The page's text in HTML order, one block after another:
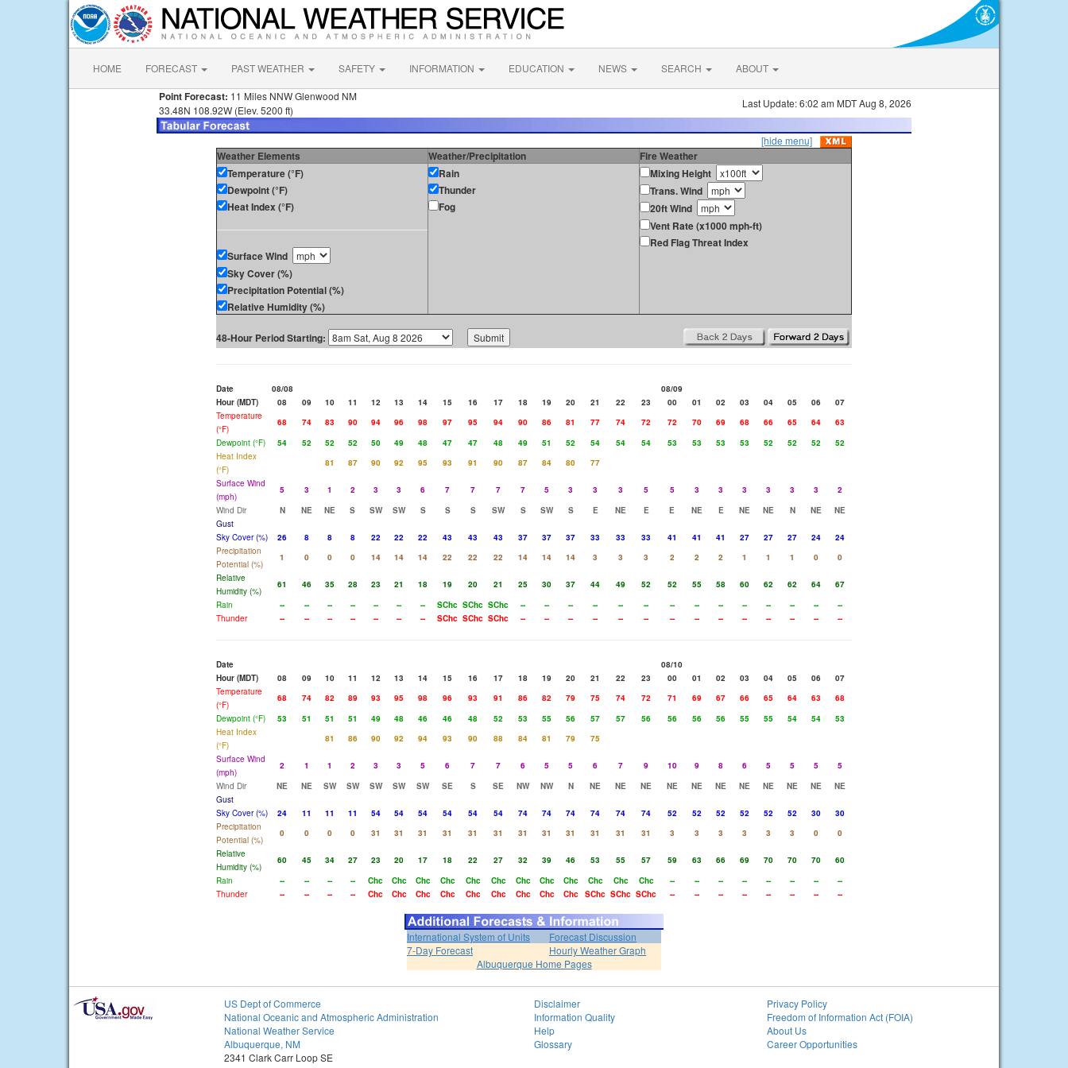
HOME FORECAST PAST WEATHER SAFETY INFORMATION EDUCATION NEWS SEARCH ABOUT
Point Forecast: 11 Miles NNW Glenwood NM
33.48N 108.92W (Elev. 5200 ft)
Last Update: 6:02 am MDT Aug 8, 2026
[hide menu]
Weather Elements Weather/Precipitation
Fire Weather
Temperature (°F)
Dewpoint (°F)
Heat Index (°F)
Surface Wind
Sky Cover (%)
Precipitation Potential (%)
Relative Humidity (%)
Rain
Thunder
Fog
Mixing Height
Trans. Wind
20ft Wind
Vent Rate (x1000 mph-ft)
Red Flag Threat Index
48-Hour Period Starting:
Date 08/08
08/09
Hour (MDT)
08 09 10 11 12 13 14 15 16 17 18 19 20 21 22 23 00 01 02 03 04 05 06
07
Temperature
(°F)
68 74 83 90 94 96 98 97 95 94 90 86 81 77 74 72 72 70 69 68 66 65 64
63
Dewpoint (°F)
54 52 52 52 50 49 48 47 47 48 49 51 52 54 54 54 53 53 53 53 52 52 52
52
Heat Index
(°F)
81 87 90 92 95 93 91 90 87 84 80
77
Surface Wind
(mph)
5 3 1 2 3 3 6 7 7 7 7 5 3 3 3 5 5 3 3 3 3 3 3
2
Wind Dir
N NE NE S SW SW S S S SW S SW S E NE E E NE E NE NE N NE
NE
Gust
Sky Cover (%)
26 8 8 8 22 22 22 43 43 43 37 37 37 33 33 33 41 41 41 27 27 27 24
24
Precipitation
Potential (%)
1 0 0 0 14 14 14 22 22 22 14 14 14 3 3 3 2 2 2 1 1 1 0
0
Relative
Humidity (%)
61 46 35 28 23 21 18 19 20 21 25 30 37 44 49 52 52 55 58 60 62 62 64
67
Rain
-- -- -- -- -- -- -- SChc SChc SChc -- -- -- -- -- -- -- -- -- -- -- -- --
--
Thunder
-- -- -- -- -- -- -- SChc SChc SChc -- -- -- -- -- -- -- -- -- -- -- -- -- --
Date
08/10
Hour (MDT)
08 09 10 11 12 13 14 15 16 17 18 19 20 21 22 23 00 01 02 03 04 05 06
07
Temperature
(°F)
68 74 82 89 93 95 98 96 93 91 86 82 79 75 74 72 71 69 67 66 65 64 63
68
Dewpoint (°F)
53 51 51 51 49 48 46 46 48 52 53 55 56 57 57 56 56 56 56 55 55 54 54
53
Heat Index
(°F)
81 86 90 92 94 93 90 88 84 81 79
75
Surface Wind
(mph)
2 1 1 2 3 3 5 6 7 7 6 5 5 6 7 9 10 9 8 6 5 5 5
5
Wind Dir
NE NE SW SW SW SW SW SE S SE NW NW N NE NE NE NE NE NE NE NE NE NE
NE
Gust
Sky Cover (%)
24 11 11 11 54 54 54 54 54 54 74 74 74 74 74 74 52 52 52 52 52 52 30
30
Precipitation
Potential (%)
0 0 0 0 31 31 31 31 31 31 31 31 31 31 31 31 3 3 3 3 3 3 0
0
Relative
Humidity (%)
60 45 34 27 23 20 17 18 22 27 32 39 46 53 55 57 59 63 66 69 70 70 70
60
Rain
-- -- -- -- Chc Chc Chc Chc Chc Chc Chc Chc Chc Chc Chc Chc -- -- -- -- -- -- --
--
Thunder
-- -- -- -- Chc Chc Chc Chc Chc Chc Chc Chc Chc SChc SChc SChc -- -- -- -- -- -- -- --
International System of Units
Forecast Discussion
7-Day Forecast
Hourly Weather Graph
Albuquerque Home Pages
US Dept of Commerce
National Oceanic and Atmospheric Administration
National Weather Service
Albuquerque, NM
2341 Clark Carr Loop SE
Disclaimer
Information Quality
Help
Glossary
Privacy Policy
Freedom of Information Act (FOIA)
About Us
Career Opportunities